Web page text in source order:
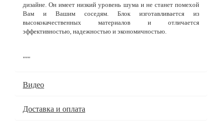
дизайне. Он имеет низкий уровень шума и не станет помехой
Вам и Вашим соседям. Блок изготавливается из
высококачественных материалов и отличается
эффективностью, надежностью и экономичностью.
"""
Видео
Доставка и оплата